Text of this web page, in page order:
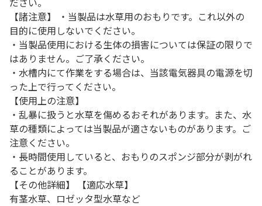
【諸注意】 ・当製品は水草用のおもりです。これ以外の
目的に使用しないでください。
・当製品使用における生体の損害については保証の限りで
はありません。ご了承ください。
・水槽内にて作業をする場合は、当該電気器具の電源を切
った上で行ってください。
【使用上の注意】
・乱暴に扱うと水草を傷めるおそれがあります。また、水
草の種類によっては当製品が適さないものがあります。ご
注意ください。
・長時間使用していると、おもりのスポンジ部分が剥がれ
ることがあります。
【その他詳細】 【適応水草】
有茎水草、ロゼッタ型水草など